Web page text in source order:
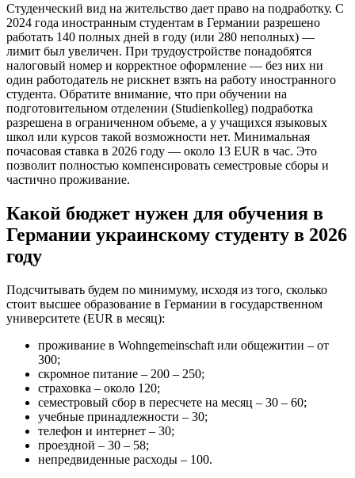
Студенческий вид на жительство дает право на подработку. С
2024 года иностранным студентам в Германии разрешено
работать 140 полных дней в году (или 280 неполных) —
лимит был увеличен. При трудоустройстве понадобятся
налоговый номер и корректное оформление — без них ни
один работодатель не рискнет взять на работу иностранного
студента. Обратите внимание, что при обучении на
подготовительном отделении (Studienkolleg) подработка
разрешена в ограниченном объеме, а у учащихся языковых
школ или курсов такой возможности нет. Минимальная
почасовая ставка в 2026 году — около 13 EUR в час. Это
позволит полностью компенсировать семестровые сборы и
частично проживание.
Какой бюджет нужен для обучения в
Германии украинскому студенту в 2026
году
Подсчитывать будем по минимуму, исходя из того, сколько
стоит высшее образование в Германии в государственном
университете (EUR в месяц):
проживание в Wohngemeinschaft или общежитии – от
300;
скромное питание – 200 – 250;
страховка – около 120;
семестровый сбор в пересчете на месяц – 30 – 60;
учебные принадлежности – 30;
телефон и интернет – 30;
проездной – 30 – 58;
непредвиденные расходы – 100.